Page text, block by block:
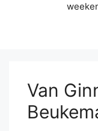
Van